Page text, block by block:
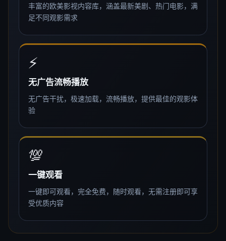
丰富的欧美影视内容库，涵盖最新美剧、热门电影，满
足不同观影需求
⚡
无广告流畅播放
无广告干扰，极速加载，流畅播放，提供最佳的观影体
验
💯
一键观看
一键即可观看，完全免费，随时观看，无需注册即可享
受优质内容